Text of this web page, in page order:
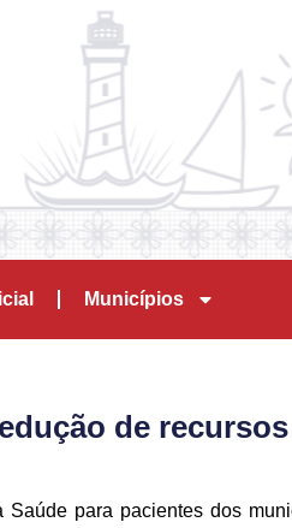
Municípios
de
para pacientes dos